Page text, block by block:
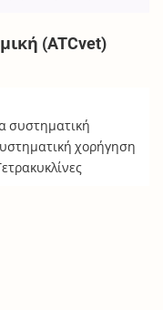
(ATCvet)
συστηματική
χορήγηση